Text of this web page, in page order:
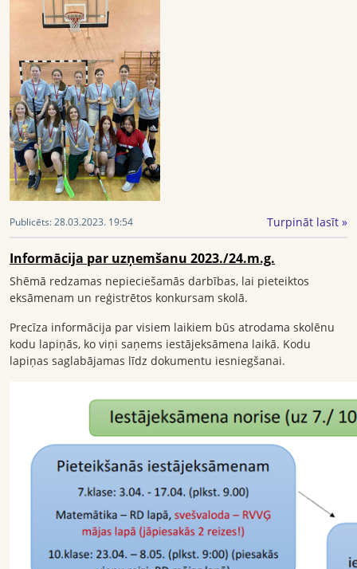
Publicēts:28.03.2023. 19:54 Turpināt lasīt »
Informācija par uzņemšanu 2023./24.m.g.
Shēmā redzamas nepieciešamās darbības, lai pieteiktos
eksāmenam un reģistrētos konkursam skolā.
Precīza informācija par visiem laikiem būs atrodama skolēnu
kodu lapiņās, ko viņi saņems iestājeksāmena laikā. Kodu
lapiņas saglabājamas līdz dokumentu iesniegšanai.